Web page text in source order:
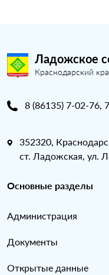
Ладожское
Краснодарский
8 (86135) 7-02-76,
352320,
ст. Ладожская, ул.
Основные разделы
Администрация
Документы
Открытые данные